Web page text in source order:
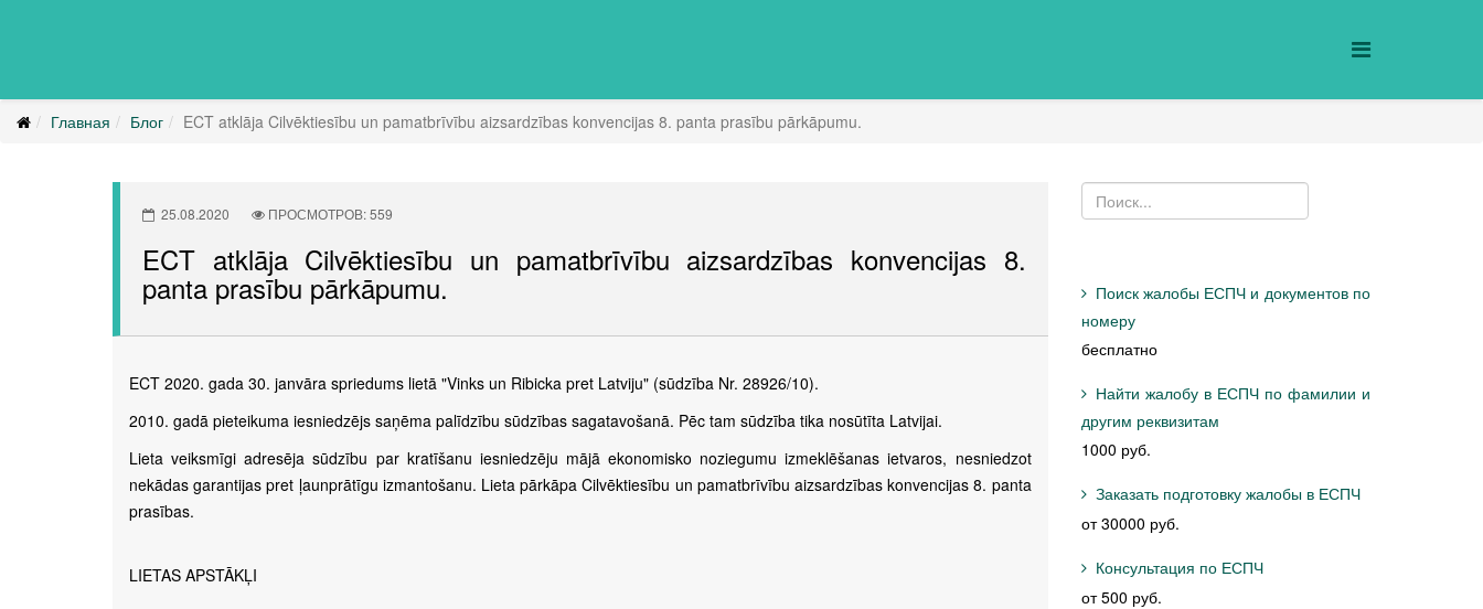
Главная Блог ECT atklāja Cilvēktiesību un pamatbrīvību aizsardzības konvencijas 8. panta prasību pārkāpumu.
25.08.2020 ПРОСМОТРОВ: 559
ECT atklāja Cilvēktiesību un pamatbrīvību aizsardzības konvencijas 8.
panta prasību pārkāpumu.
ECT 2020. gada 30. janvāra spriedums lietā "Vinks un Ribicka pret Latviju" (sūdzība Nr. 28926/10).
gadā pieteikuma iesniedzējs saņēma palīdzību sūdzības sagatavošanā. Pēc tam sūdzība tika nosūtīta Latvijai.
Lieta veiksmīgi adresēja sūdzību par kratīšanu iesniedzēju mājā ekonomisko noziegumu izmeklēšanas ietvaros, nesniedzot
nekādas garantijas pret ļaunprātīgu izmantošanu. Lieta pārkāpa Cilvēktiesību un pamatbrīvību aizsardzības konvencijas 8. panta
prasības.
LIETAS APSTĀKĻI
Поиск жалобы ЕСПЧ и документов по
номеру
бесплатно
Найти жалобу в ЕСПЧ по фамилии и
другим реквизитам
1000 руб.
Заказать подготовку жалобы в ЕСПЧ
от 30000 руб.
Консультация по ЕСПЧ
от 500 руб.